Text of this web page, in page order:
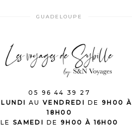
GUADELOUPE
05 96 44 39 27
LUNDI AU VENDREDI DE 9H00 À
18H00
LE SAMEDI DE 9H00 À 16H00